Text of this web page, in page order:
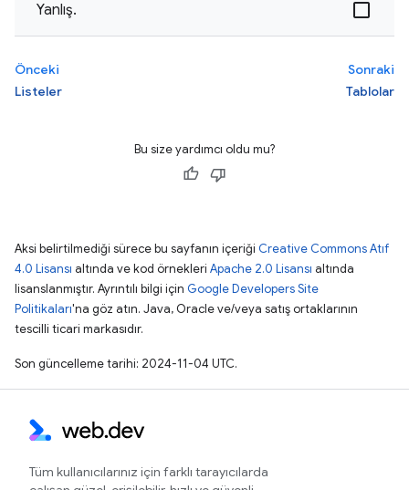
Yanlış.
Önceki
Listeler
Sonraki
Tablolar
Bu size yardımcı oldu mu?
Aksi belirtilmediği sürece bu sayfanın içeriği Creative Commons Atıf
4.0 Lisansı altında ve kod örnekleri Apache 2.0 Lisansı altında
lisanslanmıştır. Ayrıntılı bilgi için Google Developers Site
Politikaları'na göz atın. Java, Oracle ve/veya satış ortaklarının
tescilli ticari markasıdır.
Son güncelleme tarihi: 2024-11-04 UTC.
Tüm kullanıcılarınız için farklı tarayıcılarda